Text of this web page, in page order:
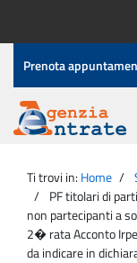
contenuto
Menu
di
servizio
Prenota
Agenzia
Entrate
principale
Ti trovi in: Home
PF titolari di
non partecipanti a
2� rata Acconto
da indicare in